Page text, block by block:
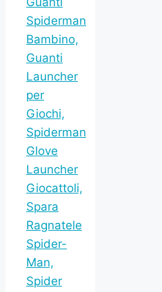
Spiderman
Bambino,
Guanti
Launcher
per
Giochi,
Spiderman
Glove
Launcher
Giocattoli,
Spara
Ragnatele
Spider-
Man,
Spider